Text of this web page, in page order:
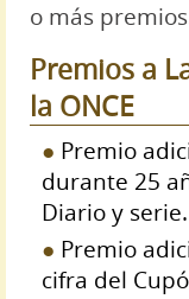
o más
Premios a
la ONCE
Premio
durante 25
Diario y serie.
Premio
cifra del